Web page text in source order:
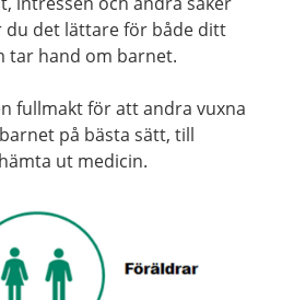
du det lättare för både ditt
tar hand om barnet.
fullmakt för att andra vuxna
på bästa sätt, till
ut medicin.